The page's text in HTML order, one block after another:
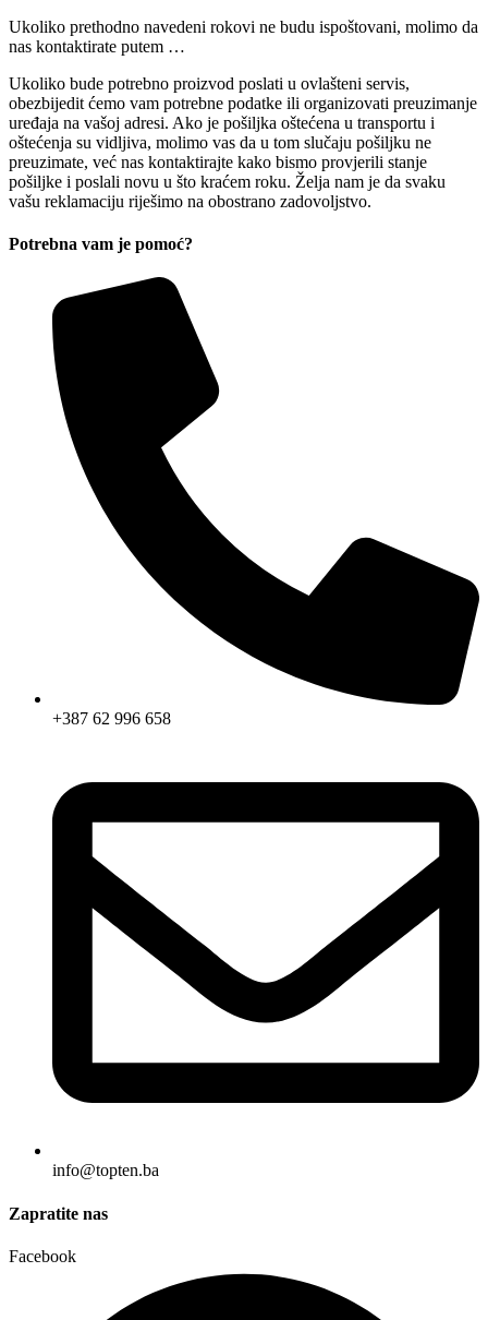
Ukoliko prethodno navedeni rokovi ne budu ispoštovani, molimo da
nas kontaktirate putem …
Ukoliko bude potrebno proizvod poslati u ovlašteni servis,
obezbijedit ćemo vam potrebne podatke ili organizovati preuzimanje
uređaja na vašoj adresi. Ako je pošiljka oštećena u transportu i
oštećenja su vidljiva, molimo vas da u tom slučaju pošiljku ne
preuzimate, već nas kontaktirajte kako bismo provjerili stanje
pošiljke i poslali novu u što kraćem roku. Želja nam je da svaku
vašu reklamaciju riješimo na obostrano zadovoljstvo.
Potrebna vam je pomoć?
+387 62 996 658
info@topten.ba
Zapratite nas
Facebook